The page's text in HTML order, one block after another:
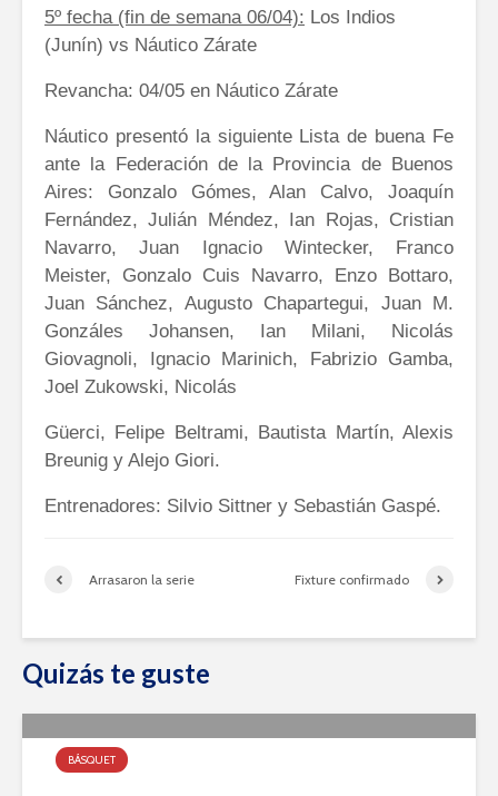
5º fecha (fin de semana 06/04): Los Indios
(Junín) vs Náutico Zárate
Revancha: 04/05 en Náutico Zárate
Náutico presentó la siguiente Lista de buena Fe
ante la Federación de la Provincia de Buenos
Aires: Gonzalo Gómes, Alan Calvo, Joaquín
Fernández, Julián Méndez, Ian Rojas, Cristian
Navarro, Juan Ignacio Wintecker, Franco
Meister, Gonzalo Cuis Navarro, Enzo Bottaro,
Juan Sánchez, Augusto Chapartegui, Juan M.
Gonzáles Johansen, Ian Milani, Nicolás
Giovagnoli, Ignacio Marinich, Fabrizio Gamba,
Joel Zukowski, Nicolás
Güerci, Felipe Beltrami, Bautista Martín, Alexis
Breunig y Alejo Giori.
Entrenadores: Silvio Sittner y Sebastián Gaspé.
Arrasaron la serie Fixture confirmado
Quizás te guste
BÁSQUET